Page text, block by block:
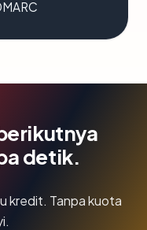
detik.
kredit. Tanpa kuota